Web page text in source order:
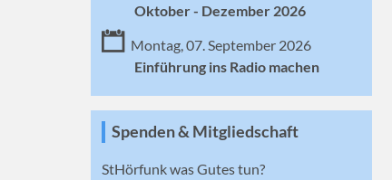
Oktober - Dezember 2026
Montag, 07. September 2026
Einführung ins Radio machen
Spenden & Mitgliedschaft
StHörfunk was Gutes tun?